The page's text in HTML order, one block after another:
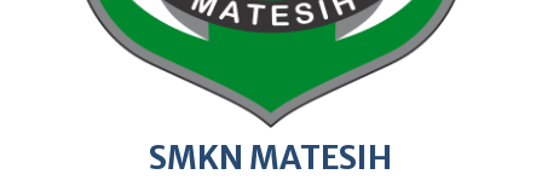
SMKN MATESIH